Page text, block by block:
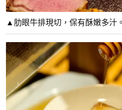
▲肋眼牛排現切，保有酥嫩多汁